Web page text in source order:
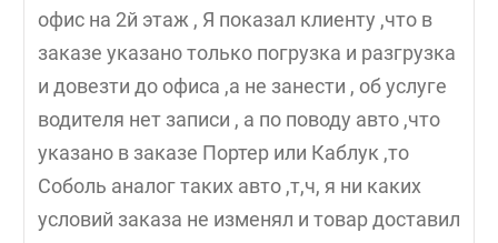
офис на 2й этаж , Я показал клиенту ,что в
заказе указано только погрузка и разгрузка
и довезти до офиса ,а не занести , об услуге
водителя нет записи , а по поводу авто ,что
указано в заказе Портер или Каблук ,то
Соболь аналог таких авто ,т,ч, я ни каких
условий заказа не изменял и товар доставил